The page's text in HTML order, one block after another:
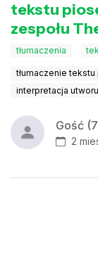
tekstu
zespołu
tłumaczenia
tłumaczenie
interpretacja
Gość
2